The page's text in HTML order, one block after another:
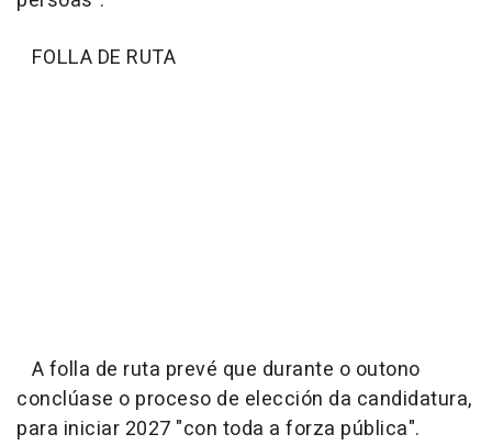
FOLLA DE RUTA
A folla de ruta prevé que durante o outono
conclúase o proceso de elección da candidatura,
para iniciar 2027 "con toda a forza pública".